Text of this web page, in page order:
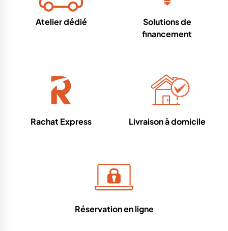
Atelier dédié
Solutions de
financement
Rachat Express Livraison à domicile
Réservation en ligne